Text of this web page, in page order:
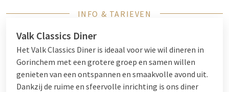
INFO & TARIEVEN
Valk Classics Diner
Het Valk Classics Diner is ideaal voor wie wil dineren in
Gorinchem met een grotere groep en samen willen
genieten van een ontspannen en smaakvolle avond uit.
Dankzij de ruime en sfeervolle inrichting is ons diner